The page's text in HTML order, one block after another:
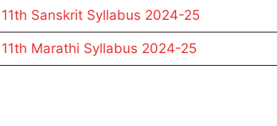
Sanskrit Syllabus 2024-25
Marathi Syllabus 2024-25